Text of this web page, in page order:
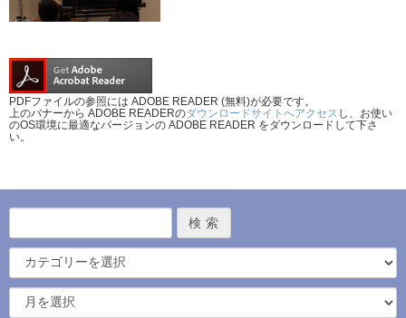
PDFファイルの参照には ADOBE READER (無料)が必要です。
上のバナーから ADOBE READERのダウンロードサイトへアクセス し、お使い
のOS環境に最適なバージョンの ADOBE READER をダウンロードして下さ
い。